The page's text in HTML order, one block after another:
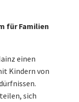
für Familien
einen
Kindern von
sich